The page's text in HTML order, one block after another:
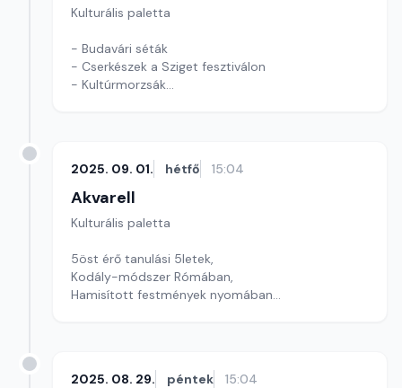
Kulturális paletta
- Budavári séták
- Cserkészek a Sziget fesztiválon
- Kultúrmorzsák
2025. 09. 01. hétfő 15:04
Akvarell
Kulturális paletta
5öst érő tanulási 5letek,
Kodály-módszer Rómában,
Hamisított festmények nyomában
2025. 08. 29. péntek 15:04